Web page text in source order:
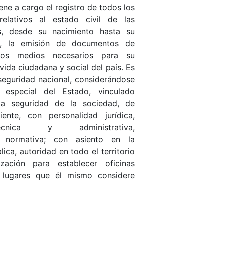
a cargo el registro de todos los
al estado civil de las
desde su nacimiento hasta su
la emisión de documentos de
medios necesarios para su
ciudadana y social del país. Es
nacional, considerándose
del Estado, vinculado
seguridad de la sociedad, de
con personalidad jurídica,
y administrativa,
normativa; con asiento en la
autoridad en todo el territorio
para establecer oficinas
que él mismo considere